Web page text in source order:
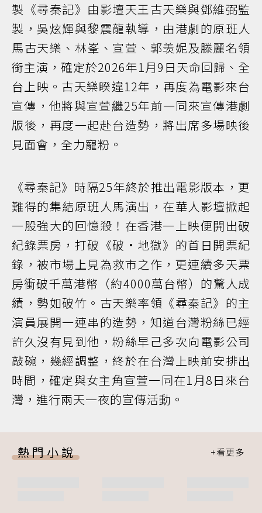
製《尋秦記》由影壇天王古天樂與鄧維弼監
製，吳炫輝與黎震龍執導，由港劇的原班人
馬古天樂、林峯、宣萱、郭羡妮及滕麗名領
銜主演，確定於2026年1月9日天命回歸、全
台上映。古天樂睽違12年，再度為電影來台
宣傳，他將與宣萱繼25年前一同來宣傳港劇
版後，再度一起赴台造勢，將出席多場映後
見面會，全力寵粉。
《尋秦記》時隔25年終於推出電影版本，更
難得的集結原班人馬演出，在華人影壇掀起
一股強大的回憶殺！在香港一上映便開出破
紀錄票房，打破《破·地獄》的首日開票紀
錄，被市場上見為救市之作，更連續多天票
房衝破千萬港幣（約4000萬台幣）的驚人成
績，勢如破竹。古天樂率領《尋秦記》的主
演員展開一連串的造勢，知道台灣粉絲已經
許久沒有見到他，粉絲早己多次向電影公司
敲碗，幾經調整，終於在台灣上映前安排出
時間，確定與女主角宣萱一同在1月8日來台
灣，進行兩天一夜的宣傳活動。
熱門小說